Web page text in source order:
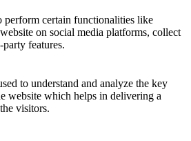
perform certain functionalities like
on social media platforms, collect
features.
to understand and analyze the key
website which helps in delivering a
visitors.